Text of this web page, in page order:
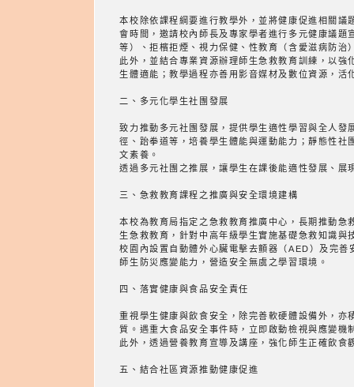
本校除依課程綱要進行教學外，並將健康促進相關
會時間，邀請校內師長及專家學者進行多元健康議
等）、拒檳拒煙、視力保健、性教育（含愛滋病防治
此外，並結合專業資源辦理師生急救教育訓練，以
生體適能；教學過程亦善用影音媒材及數位資源，
二、多元化學生社團發展
致力推動多元社團發展，提供學生適性學習與全人
徑、跆拳道等，培養學生體能與運動能力；靜態性
文素養。
透過多元社團之推展，讓學生在課後能適性發展、展
三、急救教育課程之推廣與安全環境建構
本校為教育局指定之急救教育推廣中心，長期推動
生急救教育，針對中高年級學生實施基礎急救知識與
校園內設置自動體外心臟電擊去顫器（AED）及完
師生防災應變能力，營造安全無虞之學習環境。
四、落實健康與食品安全責任
重視學生健康與飲食安全，除完善軟硬體設備外，
質。遇重大食品安全事件時，立即啟動檢視與應變
此外，透過營養教育宣導及講座，強化師生正確飲
五、結合社區資源推動健康促進